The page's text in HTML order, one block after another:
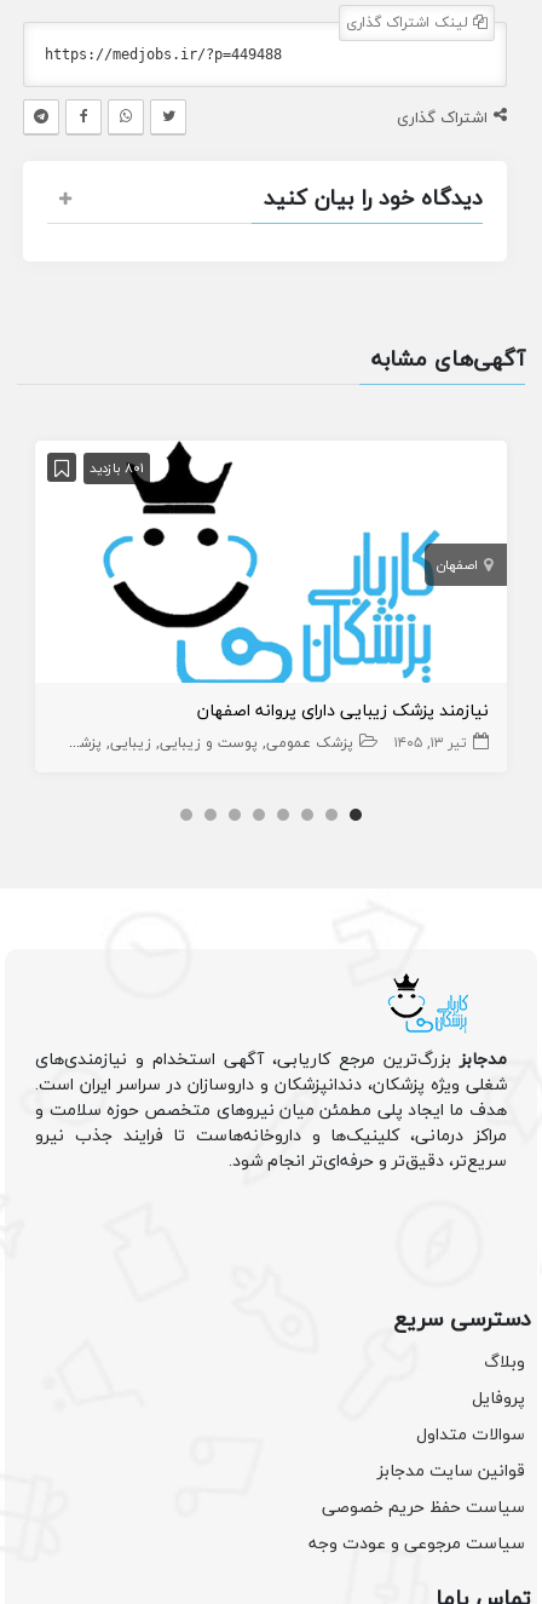
لینک اشتراک گذاری
اشتراک گذاری
دیدگاه خود را بیان کنید
آگهی‌های مشابه
801 بازدید
اصفهان
نیازمند پزشک زیبایی دارای پروانه اصفهان
تیر ۱۳, ۱۴۰۵ پزشک عمومی پوست و زیبایی زیبایی پزشک عمومی پوست
مدجابزبزرگ‌ترین مرجع کاریابی، آگهی استخدام و نیازمندی‌های
شغلی ویژه پزشکان، دندانپزشکان و داروسازان در سراسر ایران است.
هدف ما ایجاد پلی مطمئن میان نیروهای متخصص حوزه سلامت و
مراکز درمانی، کلینیک‌ها و داروخانه‌هاست تا فرایند جذب نیرو
سریع‌تر، دقیق‌تر و حرفه‌ای‌تر انجام شود.
دسترسی سریع
وبلاگ
پروفایل
سوالات متداول
قوانین سایت مدجابز
سیاست حفظ حریم خصوصی
سیاست مرجوعی و عودت وجه